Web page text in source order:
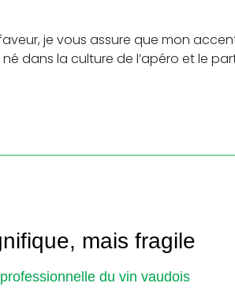
je vous assure que mon
dans la culture de l’apéro et le
mais fragile
du vin vaudois